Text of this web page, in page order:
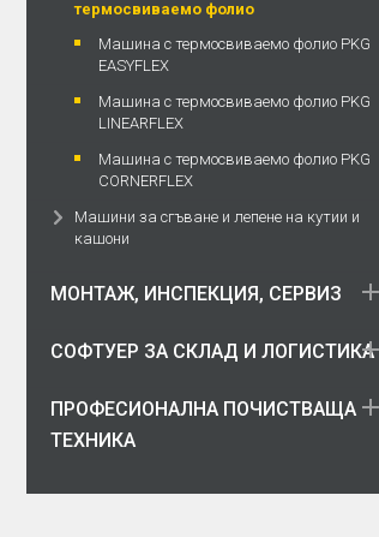
термосвиваемо фолио
Машина с термосвиваемо фолио PKG
EASYFLEX
Машина с термосвиваемо фолио PKG
LINEARFLEX
Машина с термосвиваемо фолио PKG
CORNERFLEX
Машини за сгъване и лепене на кутии и
кашони
МОНТАЖ, ИНСПЕКЦИЯ, СЕРВИЗ
СОФТУЕР ЗА СКЛАД И ЛОГИСТИКА
ПРОФЕСИОНАЛНА ПОЧИСТВАЩА
ТЕХНИКА